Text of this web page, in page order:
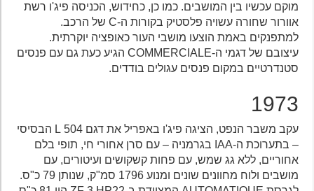
מוקם עכשיו בין המושבים. כמו כן, כחידוש, הכניסה פיג'ו רשת
אוורור שחורה עשויה פלסטיק בקורות ה-C של הרכב.
למתפנקים באמת הוצעו מושבי העור כאופציה יוקרתית.
עיצובם של דגמי ה-COMMERCIALE הגיע כעת גם עם פנסים
סטנדרטיים במקום פנסים עגולים בודדים.
1973
עקב משבר הנפט, הציגה פיג'ו באפריל את דגם 504 L הבסיסי
– בתערוכת ה-IAA בגרמניה – עם סרן אחורי חי, תופי בלם
אחוריים, ללא גג שמש, עם פחות קשקושים ועיטורים, עם
מושבים ולוח מחוונים שונים ומנוע 1796 סמ"ק, שנותן 79 כ"ס.